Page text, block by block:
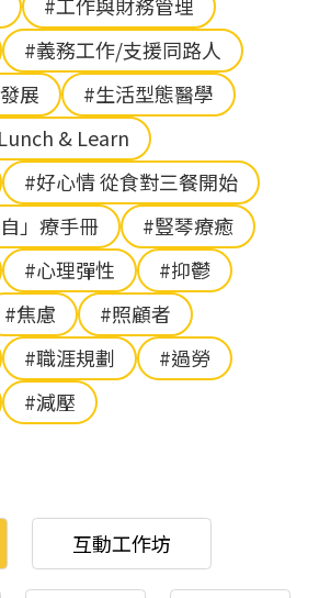
#義務工作/支援同路人
展
#生活型態醫學
& Learn
#好心情 從食對三餐開始
」療手冊
#豎琴療癒
#心理彈性
#抑鬱
#焦慮
#照顧者
#職涯規劃
#過勞
#減壓
互動工作坊